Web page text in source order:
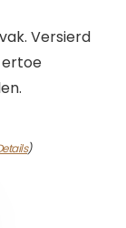
Versierd
)